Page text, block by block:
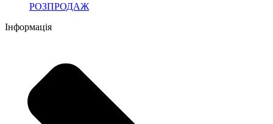
РОЗПРОДАЖ
Інформація